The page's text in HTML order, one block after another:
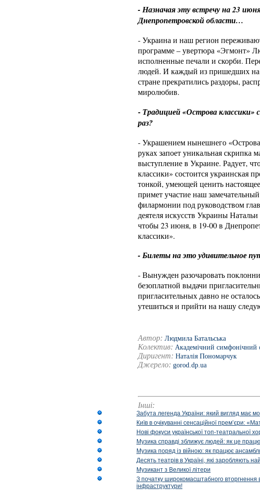
- Назначая эту встречу на 23
Днепропетровской области…
- Украина и наш регион
программе – увертюра «Эгмонт»
исполненные печали и скорби.
людей. И каждый из пришедших на
стране прекратились раздоры,
миролюбив.
- Традицией «Острова
раз?
- Украшением нынешнего
руках запоет уникальная скрипка
выступление в Украине. Радует,
классики» состоится украинская
тонкой, умеющей ценить
примет участие наш
филармонии под руководством
деятеля искусств Украины
чтобы 23 июня, в 19-00 в
классики».
- Билеты на это удивительное
- Вынужден разочаровать
безоплатной выдачи
пригласительных давно не
утешиться и прийти на нашу
Автор: Людмила Батальська
Колектив: Академічний симфонічний
Диригент: Наталія Пономарчук
Джерело: gorod.dp.ua
Інші:
Забута легенда України: який вигляд має
Київ в очікуванні сенсаційної прем’єри:
Нові фокуси української топ-театральної
Музика справді зближує людей: як це
Музика поряд із війною: як працює
Десять театрів в Україні, які заробляють
Музикант з Великої літери
З початку широкомасштабного вторгнення
інфраструктури!